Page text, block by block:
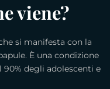
viene?
si manifesta con la
È una condizione
degli adolescenti e